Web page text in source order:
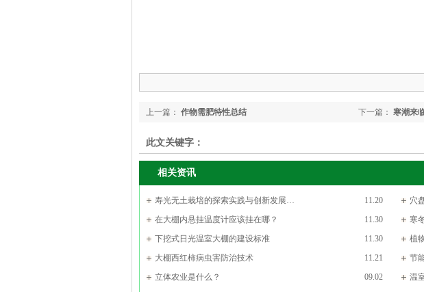
下一篇： 寒潮来
上一篇： 作物需肥特性总结
此文关键字：
相关资讯
11.20
寿光无土栽培的探索实践与创新发展…
穴
11.30
在大棚内悬挂温度计应该挂在哪？
寒
11.30
下挖式日光温室大棚的建设标准
植
11.21
大棚西红柿病虫害防治技术
节
09.02
立体农业是什么？
温